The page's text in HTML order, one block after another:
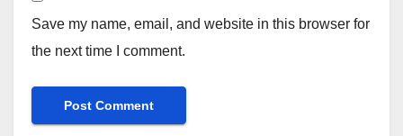
Save my name, email, and website in this browser for
the next time I comment.